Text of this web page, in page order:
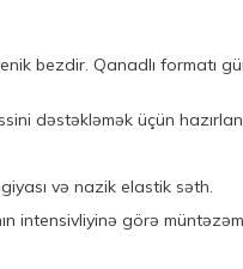
bezdir. Qanadlı formatı
dəstəkləmək üçün
və nazik elastik səth.
intensivliyinə görə